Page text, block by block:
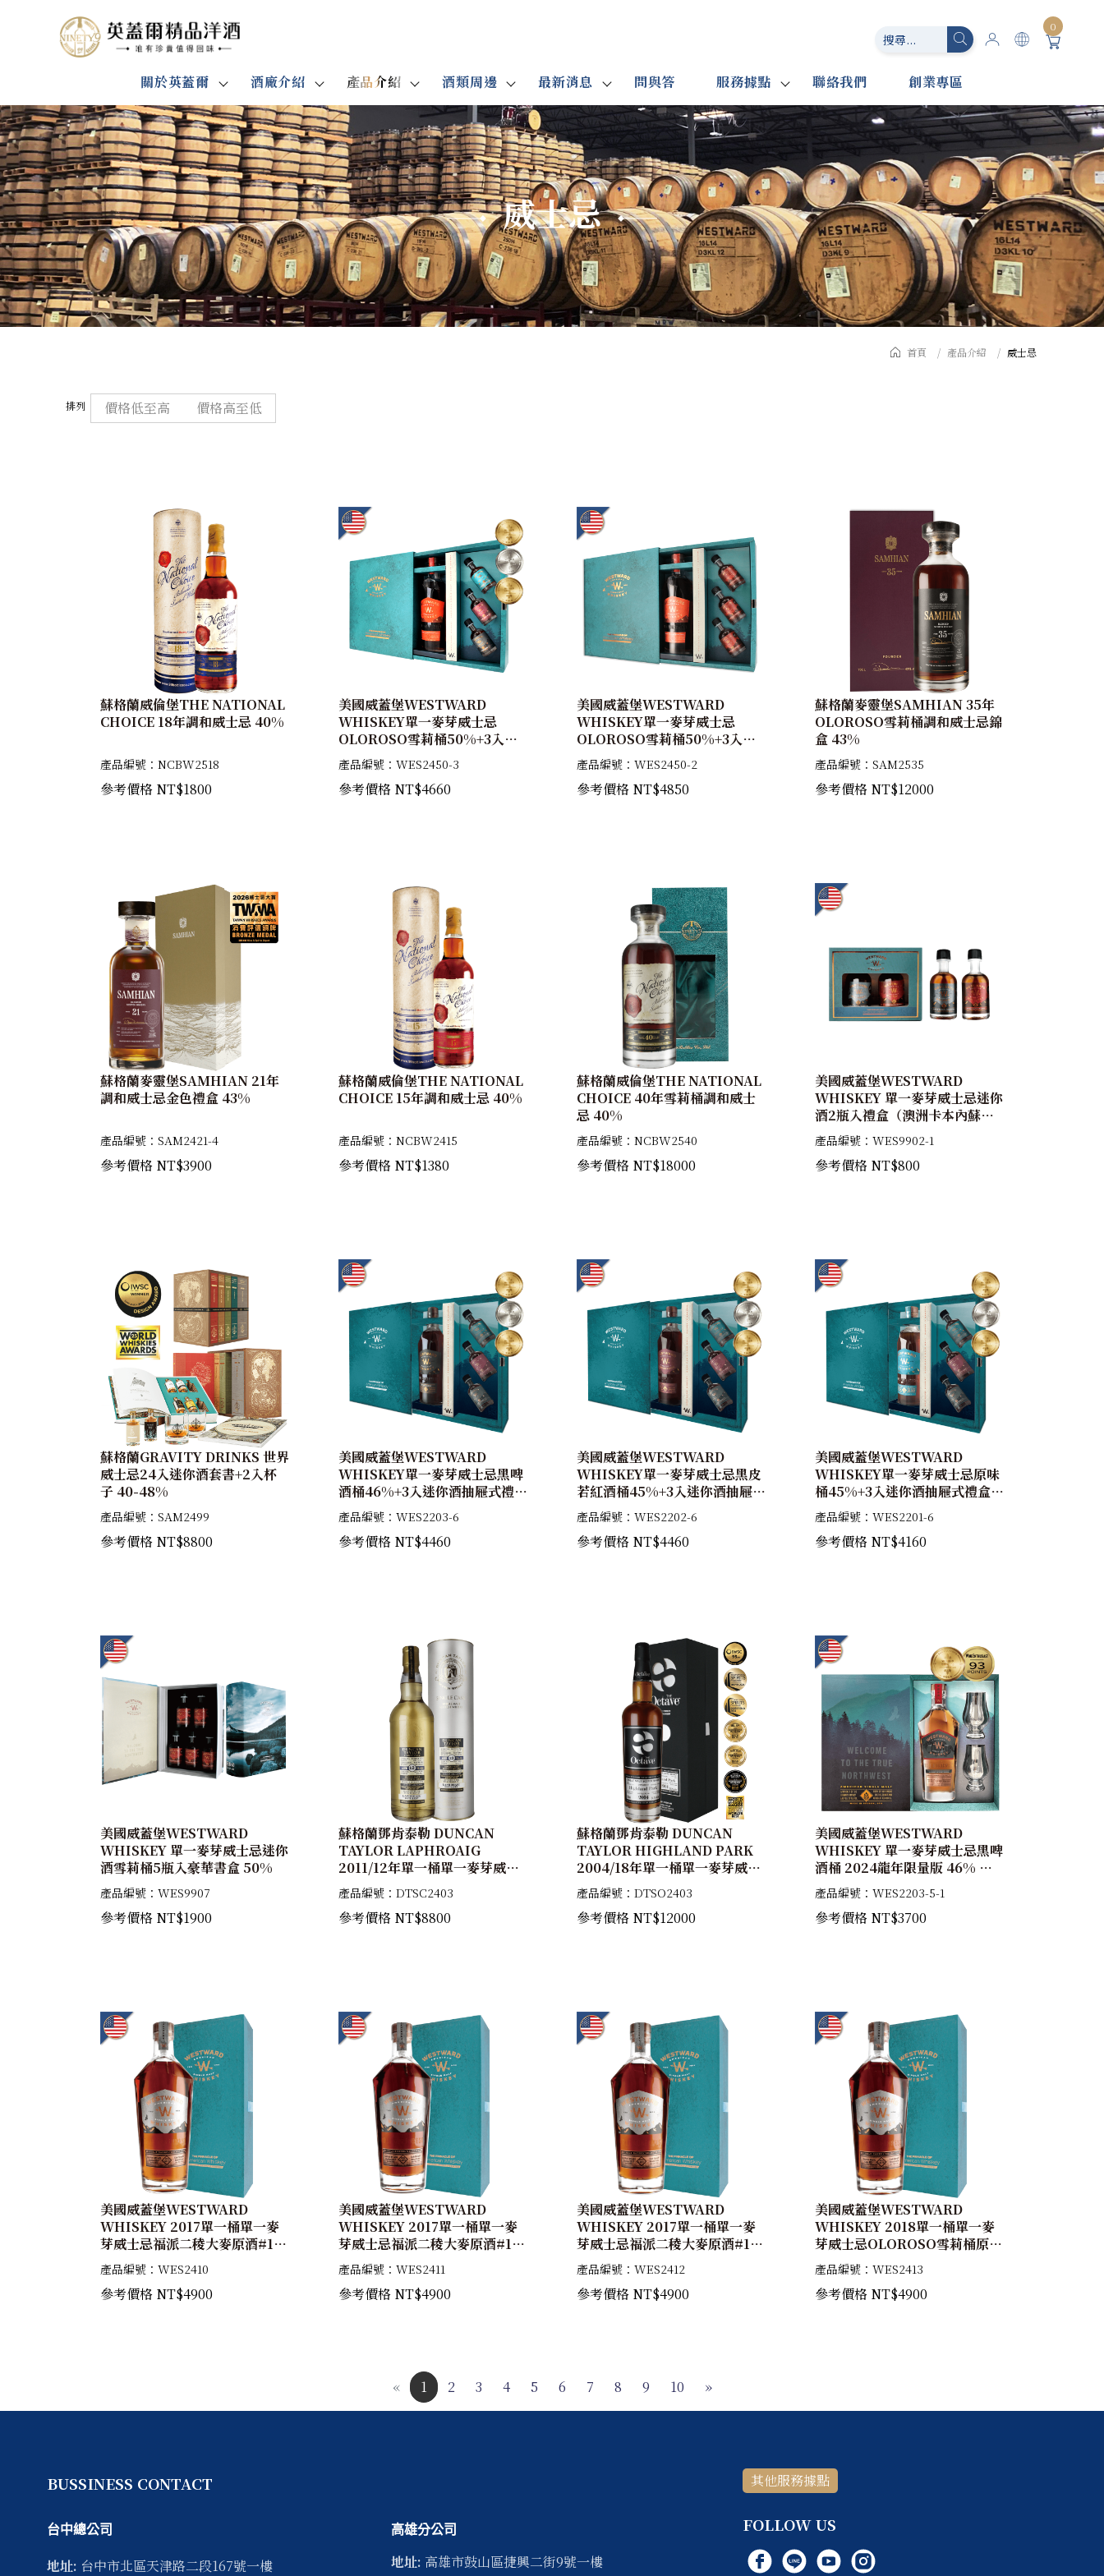
0
關於英蓋爾 酒廠介紹 產品介紹 酒類周邊 最新消息 問與答 服務據點 聯絡我們 創業專區
威士忌
首頁 產品介紹 威士忌
排列 價格低至高 價格高至低
蘇格蘭威倫堡THE NATIONAL
CHOICE 18年調和威士忌 40%
產品編號：NCBW2518
參考價格 NT$1800
美國威蓋堡WESTWARD
WHISKEY單一麥芽威士忌
OLOROSO雪莉桶50%+3入迷
你酒抽屜式禮盒(原味桶45%+黑
皮若紅酒桶45%+黑啤酒桶
46%)
產品編號：WES2450-3
參考價格 NT$4660
美國威蓋堡WESTWARD
WHISKEY單一麥芽威士忌
OLOROSO雪莉桶50%+3入迷
你酒抽屜式禮盒(OLOROSO雪
莉桶50%)
產品編號：WES2450-2
參考價格 NT$4850
蘇格蘭麥靈堡SAMHIAN 35年
OLOROSO雪莉桶調和威士忌錦
盒 43%
產品編號：SAM2535
參考價格 NT$12000
蘇格蘭麥靈堡SAMHIAN 21年
調和威士忌金色禮盒 43%
產品編號：SAM2421-4
參考價格 NT$3900
蘇格蘭威倫堡THE NATIONAL
CHOICE 15年調和威士忌 40%
產品編號：NCBW2415
參考價格 NT$1380
蘇格蘭威倫堡THE NATIONAL
CHOICE 40年雪莉桶調和威士
忌 40%
產品編號：NCBW2540
參考價格 NT$18000
美國威蓋堡WESTWARD
WHISKEY 單一麥芽威士忌迷你
酒2瓶入禮盒（澳洲卡本內蘇維
翁紅酒桶原酒+雪莉桶）
62.57%+50%
產品編號：WES9902-1
參考價格 NT$800
蘇格蘭GRAVITY DRINKS 世界
威士忌24入迷你酒套書+2入杯
子 40-48%
產品編號：SAM2499
參考價格 NT$8800
美國威蓋堡WESTWARD
WHISKEY單一麥芽威士忌黑啤
酒桶46%+3入迷你酒抽屜式禮盒
(原味桶45%+黑皮若紅酒桶
45%+黑啤酒桶46%)
產品編號：WES2203-6
參考價格 NT$4460
美國威蓋堡WESTWARD
WHISKEY單一麥芽威士忌黑皮
若紅酒桶45%+3入迷你酒抽屜式
禮盒(原味桶45%+黑皮若紅酒桶
45%+黑啤酒桶46%)
產品編號：WES2202-6
參考價格 NT$4460
美國威蓋堡WESTWARD
WHISKEY單一麥芽威士忌原味
桶45%+3入迷你酒抽屜式禮盒
(原味桶45%+黑皮若紅酒桶
45%+黑啤酒桶46%)
產品編號：WES2201-6
參考價格 NT$4160
美國威蓋堡WESTWARD
WHISKEY 單一麥芽威士忌迷你
酒雪莉桶5瓶入豪華書盒 50%
產品編號：WES9907
參考價格 NT$1900
蘇格蘭鄧肯泰勒 DUNCAN
TAYLOR LAPHROAIG
2011/12年單一桶單一麥芽威士
忌原酒54.4%
產品編號：DTSC2403
參考價格 NT$8800
蘇格蘭鄧肯泰勒 DUNCAN
TAYLOR HIGHLAND PARK
2004/18年單一桶單一麥芽威士
忌原酒雪莉歐提夫桶54.3%
產品編號：DTSO2403
參考價格 NT$12000
美國威蓋堡WESTWARD
WHISKEY 單一麥芽威士忌黑啤
酒桶 2024龍年限量版 46% 單
瓶加2入威杯錦盒
產品編號：WES2203-5-1
參考價格 NT$3700
美國威蓋堡WESTWARD
WHISKEY 2017單一桶單一麥
芽威士忌福派二稜大麥原酒#17-
458 63.51%
產品編號：WES2410
參考價格 NT$4900
美國威蓋堡WESTWARD
WHISKEY 2017單一桶單一麥
芽威士忌福派二稜大麥原酒#17-
459 64.58%
產品編號：WES2411
參考價格 NT$4900
美國威蓋堡WESTWARD
WHISKEY 2017單一桶單一麥
芽威士忌福派二稜大麥原酒#17-
461 63.14%
產品編號：WES2412
參考價格 NT$4900
美國威蓋堡WESTWARD
WHISKEY 2018單一桶單一麥
芽威士忌OLOROSO雪莉桶原酒
#22-1 63.31%
產品編號：WES2413
參考價格 NT$4900
« 1 2 3 4 5 6 7 8 9 10 »
BUSSINESS CONTACT
台中總公司
地址: 台中市北區天津路二段167號一樓
高雄分公司
地址: 高雄市鼓山區捷興二街9號一樓
其他服務據點
FOLLOW US